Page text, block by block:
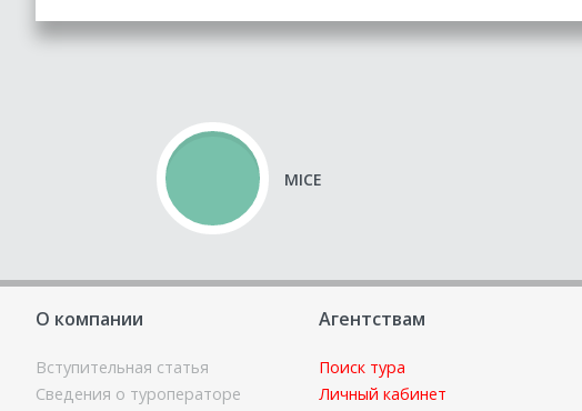
MICE
О компании
Вступительная статья
Сведения о туроператоре
Агентствам
Поиск тура
Личный кабинет